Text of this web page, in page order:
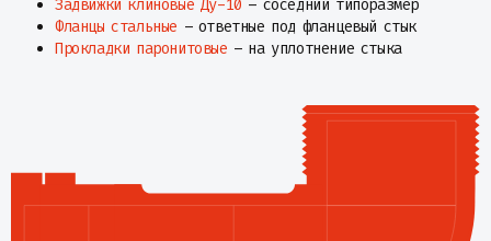
Задвижки клиновые Ду-10 – соседний типоразмер
Фланцы стальные – ответные под фланцевый стык
Прокладки паронитовые – на уплотнение стыка